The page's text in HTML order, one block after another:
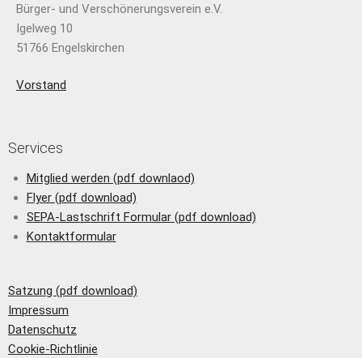
Bürger- und Verschönerungsverein e.V.
Igelweg 10
51766 Engelskirchen
Vorstand
Services
Mitglied werden (pdf downlaod)
Flyer (pdf download)
SEPA-Lastschrift Formular (pdf download)
Kontaktformular
Satzung (pdf download)
Impressum
Datenschutz
Cookie-Richtlinie